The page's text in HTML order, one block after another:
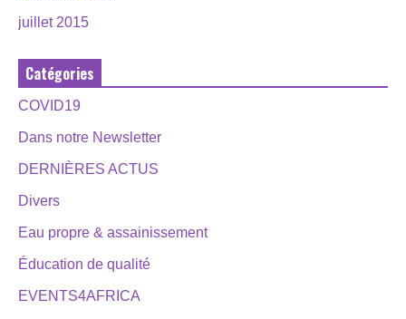
juillet 2015
Catégories
COVID19
Dans notre Newsletter
DERNIÈRES ACTUS
Divers
Eau propre & assainissement
Éducation de qualité
EVENTS4AFRICA